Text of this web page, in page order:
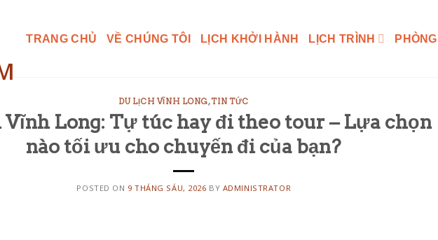
TRANG CHỦ VỀ CHÚNG TÔI LỊCH KHỞI HÀNH LỊCH TRÌNH
DU LỊCH VĨNH LONG,TIN TỨC
Vĩnh Long: Tự túc hay đi theo tour – Lựa chọn
nào tối ưu cho chuyến đi của bạn?
POSTED ON 9 THÁNG SÁU, 2026 BY ADMINISTRATOR